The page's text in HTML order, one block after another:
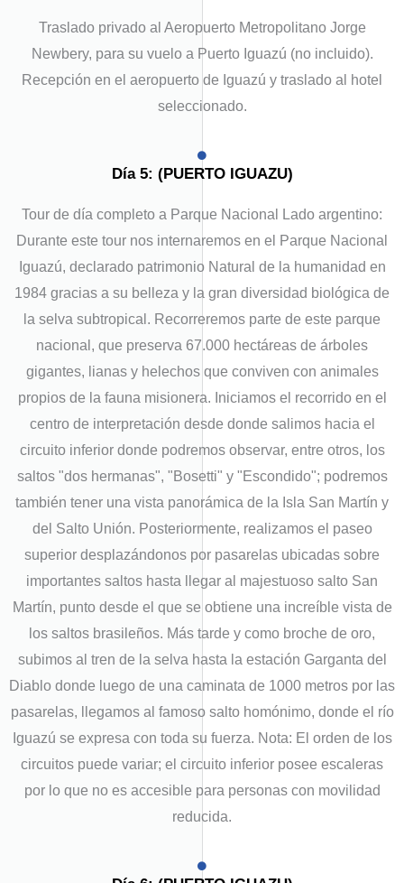
Traslado privado al Aeropuerto Metropolitano Jorge
Newbery, para su vuelo a Puerto Iguazú (no incluido).
Recepción en el aeropuerto de Iguazú y traslado al hotel
seleccionado.
Día 5: (PUERTO IGUAZU)
Tour de día completo a Parque Nacional Lado argentino:
Durante este tour nos internaremos en el Parque Nacional
Iguazú, declarado patrimonio Natural de la humanidad en
1984 gracias a su belleza y la gran diversidad biológica de
la selva subtropical. Recorreremos parte de este parque
nacional, que preserva 67.000 hectáreas de árboles
gigantes, lianas y helechos que conviven con animales
propios de la fauna misionera. Iniciamos el recorrido en el
centro de interpretación desde donde salimos hacia el
circuito inferior donde podremos observar, entre otros, los
saltos "dos hermanas", "Bosetti" y "Escondido"; podremos
también tener una vista panorámica de la Isla San Martín y
del Salto Unión. Posteriormente, realizamos el paseo
superior desplazándonos por pasarelas ubicadas sobre
importantes saltos hasta llegar al majestuoso salto San
Martín, punto desde el que se obtiene una increíble vista de
los saltos brasileños. Más tarde y como broche de oro,
subimos al tren de la selva hasta la estación Garganta del
Diablo donde luego de una caminata de 1000 metros por las
pasarelas, llegamos al famoso salto homónimo, donde el río
Iguazú se expresa con toda su fuerza. Nota: El orden de los
circuitos puede variar; el circuito inferior posee escaleras
por lo que no es accesible para personas con movilidad
reducida.